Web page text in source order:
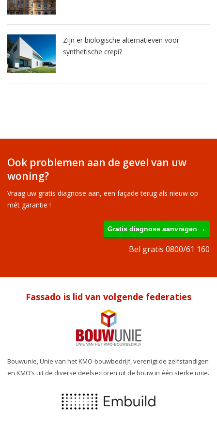
Zijn er biologische alternatieven voor
synthetische crepi?
Ook problemen aan de gevel van uw
woning?
Vraag uw gratis diagnose aan, een façade terug als nieuw op
mét garantie !
Gratis diagnose aanvragen →
Bel gratis 0800/61 160
Fassado is lid van volgende federaties
Bouwunie, Unie van het KMO-bouwbedrijf, verenigt de zelfstandigen
en KMO’s uit de diverse deelsectoren uit de bouw in één sterke unie.